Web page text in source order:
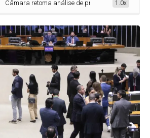
Câmara retoma análise de projeto que prevê
1.0x